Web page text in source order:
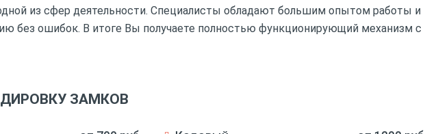
из сфер деятельности. Специалисты обладают большим опытом работы и
без ошибок. В итоге Вы получаете полностью функционирующий механизм с
ЗАМКОВ